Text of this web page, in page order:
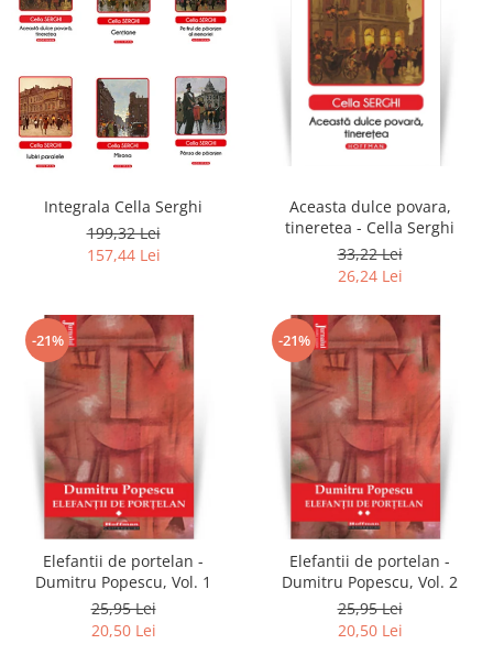
Integrala Cella Serghi
199,32 Lei
157,44 Lei
Aceasta dulce povara,
tineretea - Cella Serghi
33,22 Lei
26,24 Lei
-21%
Elefantii de portelan -
Dumitru Popescu, Vol. 1
25,95 Lei
20,50 Lei
-21%
Elefantii de portelan -
Dumitru Popescu, Vol. 2
25,95 Lei
20,50 Lei